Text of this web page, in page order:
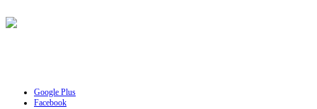
Google Plus
Facebook